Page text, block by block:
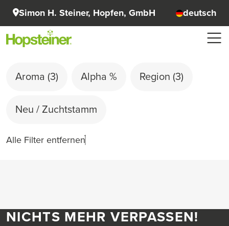
Simon H. Steiner, Hopfen, GmbH deutsch
Aroma (3) Alpha % Region (3)
Neu / Zuchtstamm
Alle Filter entfernen
NICHTS MEHR VERPASSEN!